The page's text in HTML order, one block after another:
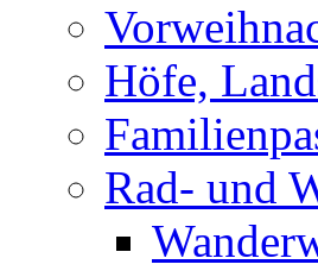
Höfe,
Rad- und